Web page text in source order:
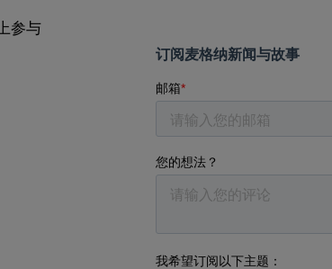
参与